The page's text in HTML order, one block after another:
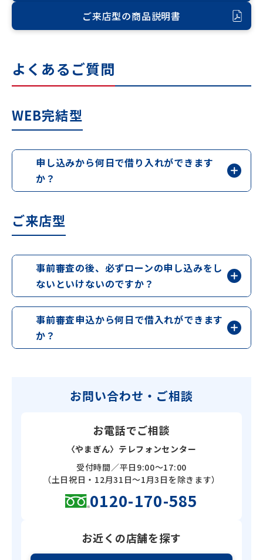
ご来店型の商品説明書
よくあるご質問
WEB完結型
申し込みから何日で借り入れができます
か？
ご来店型
事前審査の後、必ずローンの申し込みをし
ないといけないのですか？
事前審査申込から何日で借入れができます
か？
お問い合わせ・ご相談
お電話でご相談
〈やまぎん〉テレフォンセンター
受付時間／平日9:00～17:00
（土日祝日・12月31日～1月3日を除きます）
0120-170-585
お近くの店舗を探す